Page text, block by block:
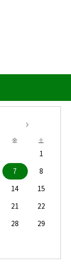
金 土
1
7
8
14
15
21
22
28
29